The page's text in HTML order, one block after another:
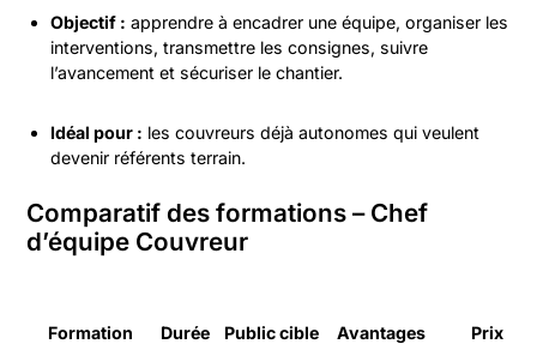
Objectif : apprendre à encadrer une équipe, organiser les
interventions, transmettre les consignes, suivre
l’avancement et sécuriser le chantier.
Idéal pour : les couvreurs déjà autonomes qui veulent
devenir référents terrain.
Comparatif des formations – Chef
d’équipe Couvreur
Formation Durée Public cible Avantages Prix